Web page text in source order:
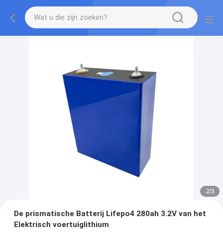
2/3
De prismatische Batterij Lifepo4 280ah 3.2V van het
Elektrisch voertuiglithium